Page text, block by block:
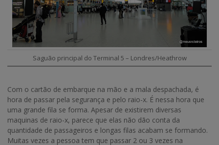
Saguão principal do Terminal 5 – Londres/Heathrow
Com o cartão de embarque na mão e a mala despachada, é
hora de passar pela segurança e pelo raio-x. É nessa hora que
uma grande fila se forma. Apesar de existirem diversas
maquinas de raio-x, parece que elas não dão conta da
quantidade de passageiros e longas filas acabam se formando.
Muitas vezes a pessoa tem que passar 2 ou 3 vezes na